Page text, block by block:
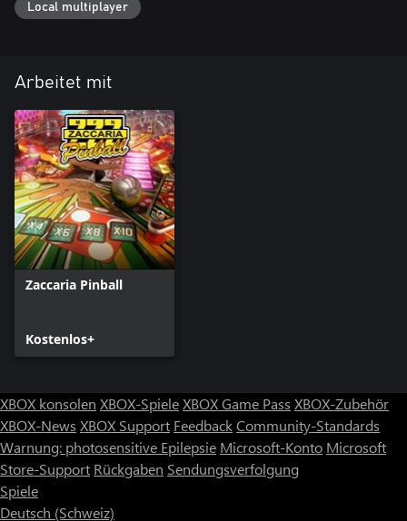
Local multiplayer
Arbeitet mit
Zaccaria Pinball
Kostenlos+
XBOX konsolen XBOX-SpieleXBOX Game Pass XBOX-Zubehör
XBOX-News XBOX Support FeedbackCommunity-Standards
Warnung: photosensitive Epilepsie Microsoft-Konto Microsoft
Store-Support Rückgaben Sendungsverfolgung
Spiele
Deutsch (Schweiz)